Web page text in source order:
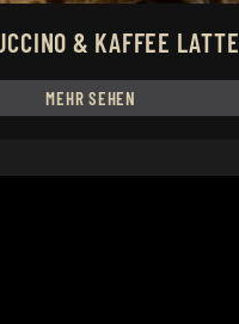
& KAFFEE LATTE
MEHR SEHEN